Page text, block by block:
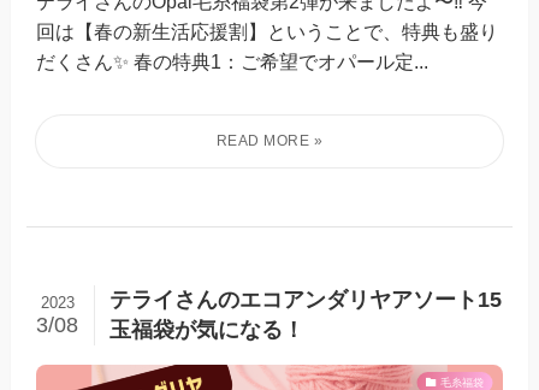
回は【春の新生活応援割】ということで、特典も盛り
だくさん✨ 春の特典1：ご希望でオパール定...
テライさんのエコアンダリヤアソート15
玉福袋が気になる！
2023
3/08
毛糸福袋